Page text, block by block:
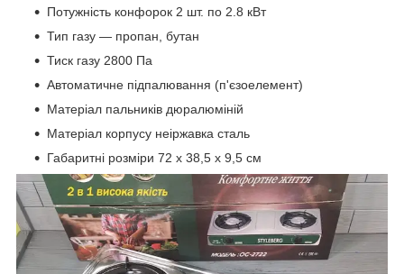
Потужність конфорок 2 шт. по 2.8 кВт
Тип газу — пропан, бутан
Тиск газу 2800 Па
Автоматичне підпалювання (п'єзоелемент)
Матеріал пальників дюралюміній
Матеріал корпусу неіржавка сталь
Габаритні розміри 72 х 38,5 х 9,5 см